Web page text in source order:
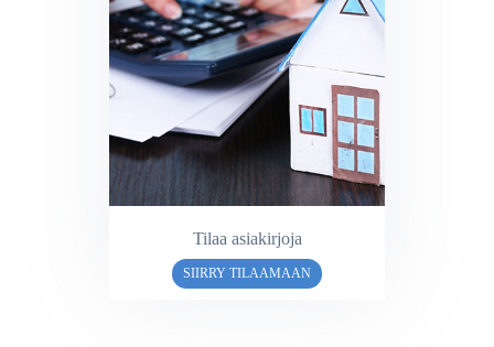
Tilaa asiakirjoja
SIIRRY TILAAMAAN